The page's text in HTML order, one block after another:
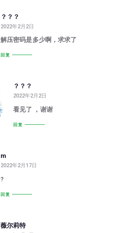
？？？
2022年2月2日
解压密码是多少啊，求求了
回复
？？？
2022年2月2日
看见了 ，谢谢
回复
m
2022年2月17日
?
回复
薇尔莉特